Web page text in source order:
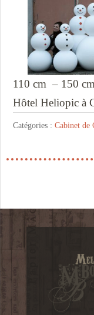
110 cm – 150
Hôtel Heliopic à
Catégories :Cabinet de